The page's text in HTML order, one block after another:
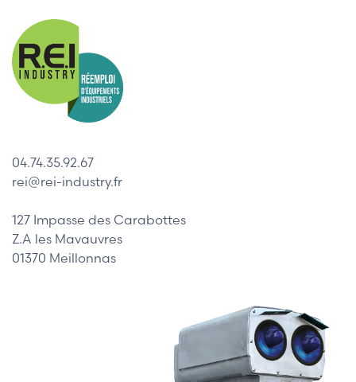
04.74.35.92.67
rei@rei-industry.fr
127 Impasse des Carabottes
Z.A les Mavauvres
01370 Meillonnas